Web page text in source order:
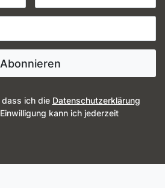
Abonnieren
ich die Daten­schutz­erklärung
kann ich jederzeit